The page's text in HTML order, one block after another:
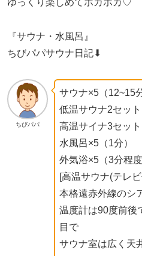
ゆっくり楽しめてポカポカ♡
『サウナ・水風呂』
ちびパパサウナ日記⬇︎
ちびパパ
サウナ×5（12~15分
低温サウナ2セット
高温サイナ3セット
水風呂×5（1分）
外気浴×5（3分程度
[高温サウナ(テレ
本格遠赤外線のシ
温度計は90度前後
目で
サウナ室は広く天